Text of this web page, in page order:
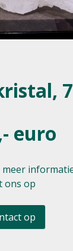
euro
ons op
op